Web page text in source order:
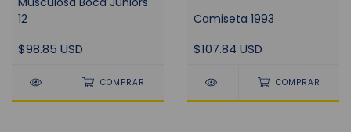
12
$98.85 USD
COMPRAR
Camiseta 1993
$107.84 USD
COMPRAR